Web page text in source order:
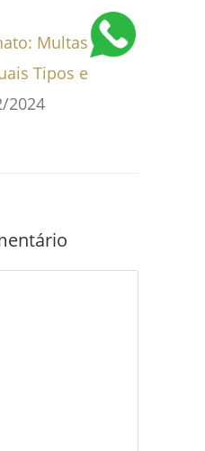
Multas
Tipos e
2024